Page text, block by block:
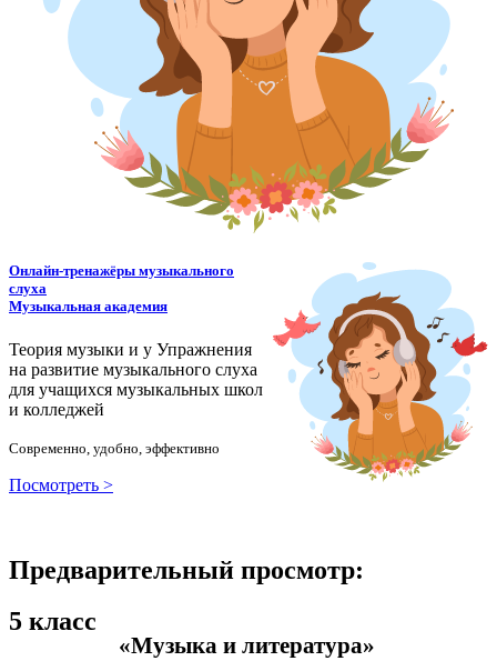
Онлайн-тренажёры музыкального
слуха
Музыкальная академия
Теория музыки и у Упражнения
на развитие музыкального слуха
для учащихся музыкальных школ
и колледжей
Современно, удобно, эффективно
Посмотреть >
Предварительный просмотр:
5 класс
«Музыка и литература»